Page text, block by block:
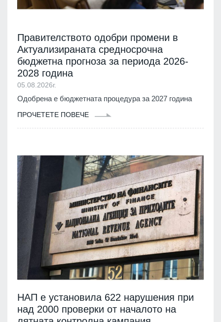
Правителството одобри промени в
Актуализираната средносрочна
бюджетна прогноза за периода 2026-
2028 година
05.08.2026г.
Одобрена е бюджетната процедура за 2027 година
ПРОЧЕТЕТЕ ПОВЕЧЕ
НАП е установила 622 нарушения при
над 2000 проверки от началото на